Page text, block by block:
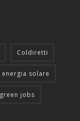
Coldiretti
energia solare
green jobs